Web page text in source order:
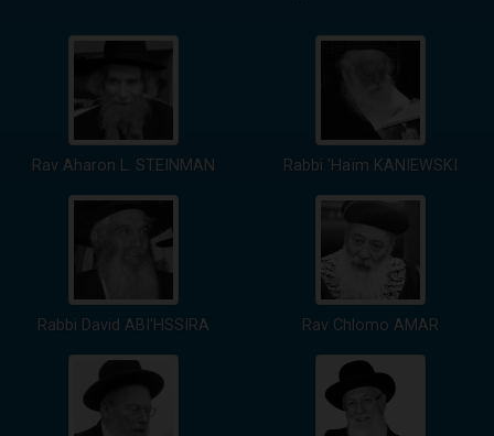
Rav Aharon L. STEINMAN Rabbi 'Haïm KANIEWSKI
Rabbi David ABI'HSSIRA Rav Chlomo AMAR